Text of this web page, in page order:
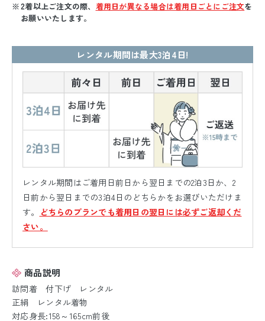
2着以上ご注文の際、 着用日が異なる場合は着用日ごとにご注文を
お願いいたします。
レンタル期間は最大3泊4日!
レンタル期間はご着用日前日から翌日までの2泊3日か、2
日前から翌日までの3泊4日のどちらかをお選びいただけま
す。
どちらのプランでも着用日の翌日には必ずご返却くだ
さい。
商品説明
訪問着 付下げ レンタル
正絹 レンタル着物
対応身長:158～165cm前後